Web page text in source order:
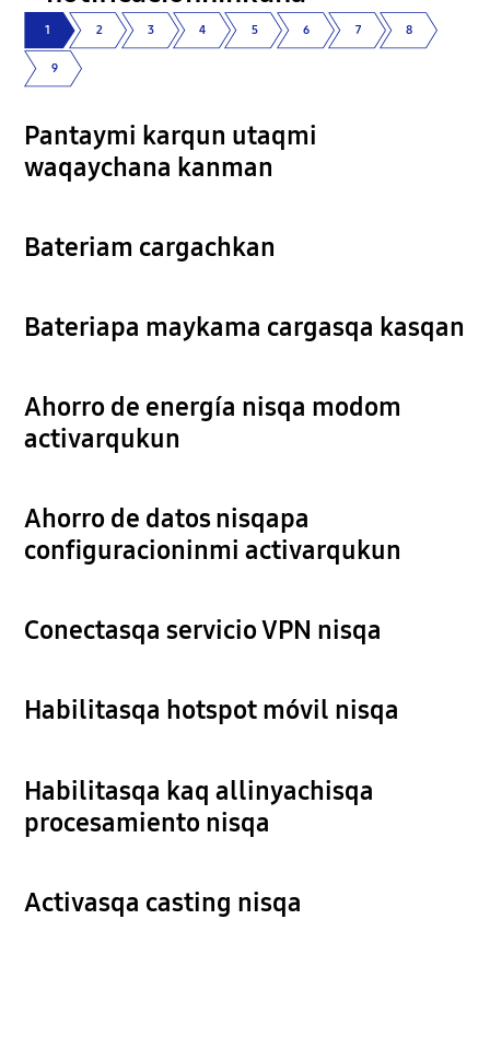
1 2 3 4 5 6 7 8
9
Pantaymi karqun utaqmi
waqaychana kanman
Bateriam cargachkan
Bateriapa maykama cargasqa kasqan
Ahorro de energía nisqa modom
activarqukun
Ahorro de datos nisqapa
configuracioninmi activarqukun
Conectasqa servicio VPN nisqa
Habilitasqa hotspot móvil nisqa
Habilitasqa kaq allinyachisqa
procesamiento nisqa
Activasqa casting nisqa